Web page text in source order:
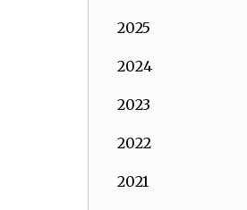
2025
2024
2023
2022
2021